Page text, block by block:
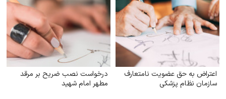
اعتراض به حق عضویت نامتعارف
سازمان نظام پزشکی
درخواست نصب ضریح بر مرقد
مطهر امام شهید